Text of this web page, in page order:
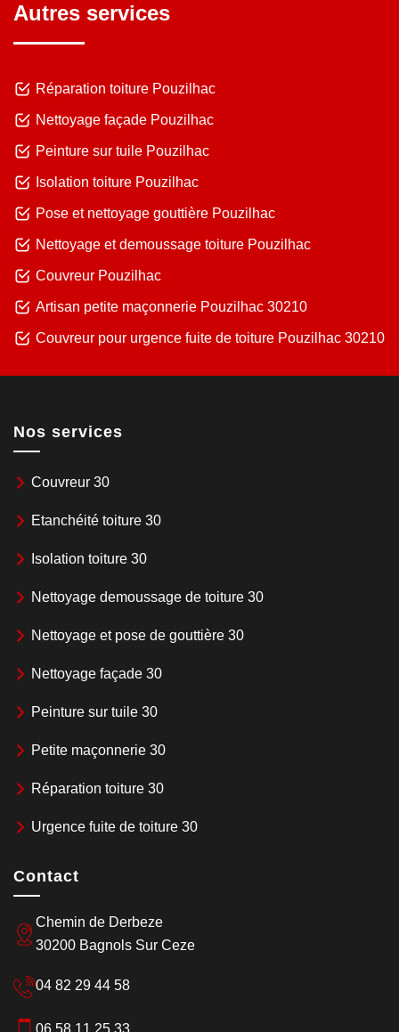
Autres services
Réparation toiture Pouzilhac
Nettoyage façade Pouzilhac
Peinture sur tuile Pouzilhac
Isolation toiture Pouzilhac
Pose et nettoyage gouttière Pouzilhac
Nettoyage et demoussage toiture Pouzilhac
Couvreur Pouzilhac
Artisan petite maçonnerie Pouzilhac 30210
Couvreur pour urgence fuite de toiture Pouzilhac 30210
Nos services
Couvreur 30
Etanchéité toiture 30
Isolation toiture 30
Nettoyage demoussage de toiture 30
Nettoyage et pose de gouttière 30
Nettoyage façade 30
Peinture sur tuile 30
Petite maçonnerie 30
Réparation toiture 30
Urgence fuite de toiture 30
Contact
Chemin de Derbeze
30200 Bagnols Sur Ceze
04 82 29 44 58
06 58 11 25 33